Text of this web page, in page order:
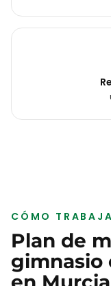
CÓMO
Plan de
gimnasio